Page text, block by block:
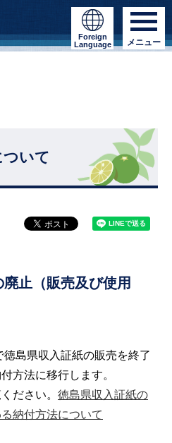
Foreign
Language
メニュー
ついて
止（販売及び使用
島県収入証紙の販売を終了
方法に移行します。
ださい。 徳島県収入証紙の
納付方法について